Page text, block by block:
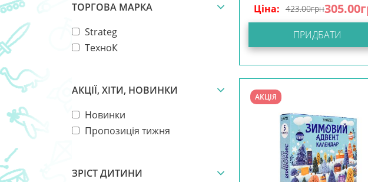
ТОРГОВА МАРКА
Strateg
ТехноК
АКЦІЇ, ХІТИ, НОВИНКИ
Новинки
Пропозиція тижня
ЗРІСТ ДИТИНИ
Ціна: 423.00грн305.00
ПРИДБАТИ
АКЦІЯ